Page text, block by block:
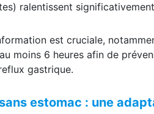
ralentissent
est cruciale,
moins 6 heures afin de
gastrique.
estomac : une